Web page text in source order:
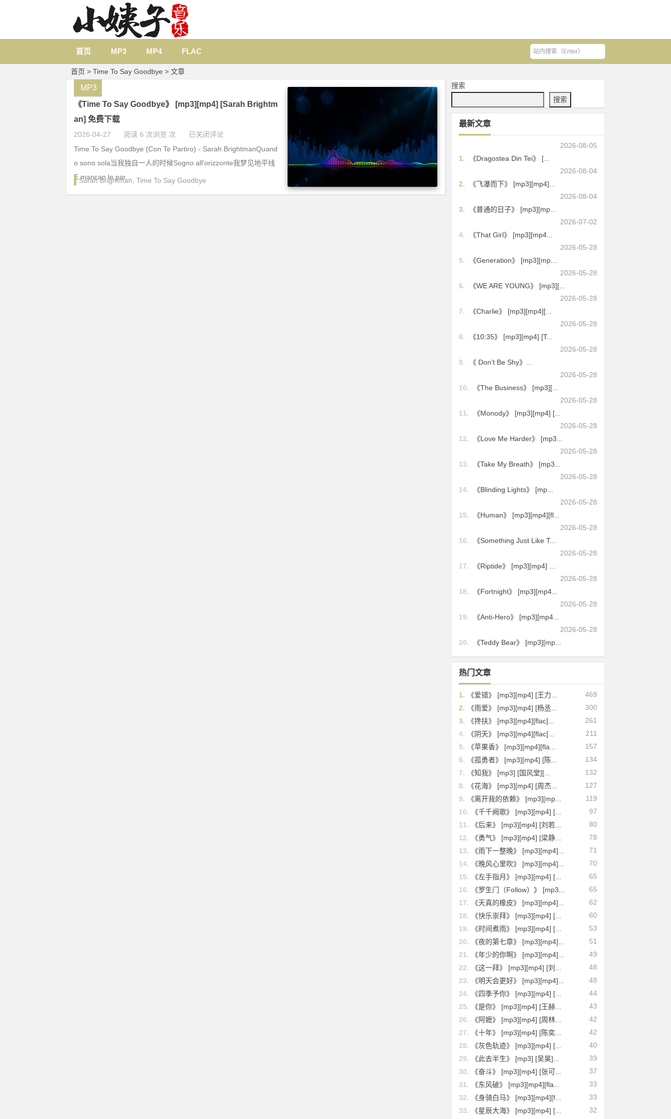
首页 MP3 MP4 FLAC
首页 > Time To Say Goodbye > 文章
《Time To Say Goodbye》 [mp3][mp4] [Sarah Brightm
an] 免费下载
2026-04-27 阅读 6 次浏览 次 已关闭评论
MP3
Time To Say Goodbye (Con Te Partiro) - Sarah BrightmanQuand
o sono sola当我独自一人的时候Sogno all'orizzonte我梦见地平线
E mancan le par...
Sarah Brightman Time To Say Goodbye
搜索
搜索
最新文章
2026-08-05
1.
《Dragostea Din Tei》 [...
2026-08-04
2.
《飞瀑而下》 [mp3][mp4]...
2026-08-04
3.
《普通的日子》 [mp3][mp...
2026-07-02
4.
《That Girl》 [mp3][mp4...
2026-05-28
5.
《Generation》 [mp3][mp...
2026-05-28
6.
《WE ARE YOUNG》 [mp3][...
2026-05-28
7.
《Charlie》 [mp3][mp4][...
2026-05-28
8.
《10:35》 [mp3][mp4] [T...
2026-05-28
9.
《 Don’t Be Shy》...
2026-05-28
10.
《The Business》 [mp3][...
2026-05-28
11.
《Monody》 [mp3][mp4] [...
2026-05-28
12.
《Love Me Harder》 [mp3...
2026-05-28
13.
《Take My Breath》 [mp3...
2026-05-28
14.
《Blinding Lights》 [mp...
2026-05-28
15.
《Human》 [mp3][mp4][fl...
2026-05-28
16.
《Something Just Like T...
2026-05-28
17.
《Riptide》 [mp3][mp4] ...
2026-05-28
18.
《Fortnight》 [mp3][mp4...
2026-05-28
19.
《Anti-Hero》 [mp3][mp4...
2026-05-28
20.
《Teddy Bear》 [mp3][mp...
热门文章
469
1.
《爱错》 [mp3][mp4] [王力...
300
2.
《雨爱》 [mp3][mp4] [杨丞...
261
3.
《搀扶》 [mp3][mp4][flac]...
211
4.
《阴天》 [mp3][mp4][flac]...
157
5.
《苹果香》 [mp3][mp4][fla...
134
6.
《孤勇者》 [mp3][mp4] [陈...
132
7.
《知我》 [mp3] [国风堂][...
127
8.
《花海》 [mp3][mp4] [周杰...
119
9.
《离开我的依赖》 [mp3][mp...
97
10.
《千千阙歌》 [mp3][mp4] [...
80
11.
《后来》 [mp3][mp4] [刘若...
78
12.
《勇气》 [mp3][mp4] [梁静...
71
13.
《雨下一整晚》 [mp3][mp4]...
70
14.
《晚风心里吹》 [mp3][mp4]...
65
15.
《左手指月》 [mp3][mp4] [...
65
16.
《罗生门（Follow）》 [mp3...
62
17.
《天真的橡皮》 [mp3][mp4]...
60
18.
《快乐崇拜》 [mp3][mp4] [...
53
19.
《时间煮雨》 [mp3][mp4] [...
51
20.
《夜的第七章》 [mp3][mp4]...
49
21.
《年少的你啊》 [mp3][mp4]...
48
22.
《这一拜》 [mp3][mp4] [刘...
48
23.
《明天会更好》 [mp3][mp4]...
44
24.
《四季予你》 [mp3][mp4] [...
43
25.
《是你》 [mp3][mp4] [王赫...
42
26.
《阿嬷》 [mp3][mp4] [周林...
42
27.
《十年》 [mp3][mp4] [陈奕...
40
28.
《灰色轨迹》 [mp3][mp4] [...
39
29.
《此去半生》 [mp3] [吴昊]...
37
30.
《奋斗》 [mp3][mp4] [张可...
33
31.
《东风破》 [mp3][mp4][fla...
33
32.
《身骑白马》 [mp3][mp4][f...
32
33. 《星辰大海》 [mp3][mp4] [...